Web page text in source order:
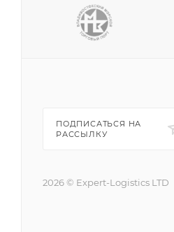
ПОДПИСАТЬСЯ НА
РАССЫЛКУ
2026 © Expert-Logistics LTD